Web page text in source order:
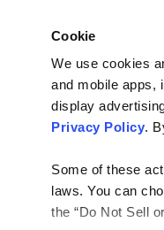
Cookie
We use cookies
and mobile apps,
display
Privacy Policy.
Some of these
laws. You can
the “Do Not Sell
into interactive flipbooks and